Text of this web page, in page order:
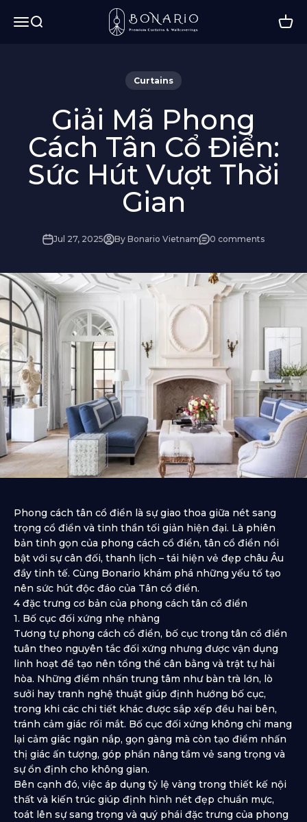
MenuSearch
Bonario - Premium Curtains and
Cart
Curtains
Giải Mã Phong
Cách Tân Cổ Điển:
Sức Hút Vượt Thời
Gian
Jul 27, 2025 By Bonario Vietnam 0 comments
Phong cách tân cổ điển là sự giao thoa giữa nét sang
trọng cổ điển và tinh thần tối giản hiện đại. Là phiên
bản tinh gọn của phong cách cổ điển, tân cổ điển nổi
bật với sự cân đối, thanh lịch – tái hiện vẻ đẹp châu Âu
đầy tinh tế. Cùng Bonario khám phá những yếu tố tạo
nên sức hút độc đáo của Tân cổ điển.
4 đặc trưng cơ bản của phong cách tân cổ điển
1. Bố cục đối xứng nhẹ nhàng
Tương tự phong cách cổ điển, bố cục trong tân cổ điển
tuân theo nguyên tắc đối xứng nhưng được vận dụng
linh hoạt để tạo nên tổng thể cân bằng và trật tự hài
hòa. Những điểm nhấn trung tâm như bàn trà lớn, lò
sưởi hay tranh nghệ thuật giúp định hướng bố cục,
trong khi các chi tiết khác được sắp xếp đều hai bên,
tránh cảm giác rối mắt. Bố cục đối xứng không chỉ mang
lại cảm giác ngăn nắp, gọn gàng mà còn tạo điểm nhấn
thị giác ấn tượng, góp phần nâng tầm vẻ sang trọng và
sự ổn định cho không gian.
Bên cạnh đó, việc áp dụng tỷ lệ vàng trong thiết kế nội
thất và kiến trúc giúp định hình nét đẹp chuẩn mực,
toát lên sự sang trọng và quý phái đặc trưng của phong